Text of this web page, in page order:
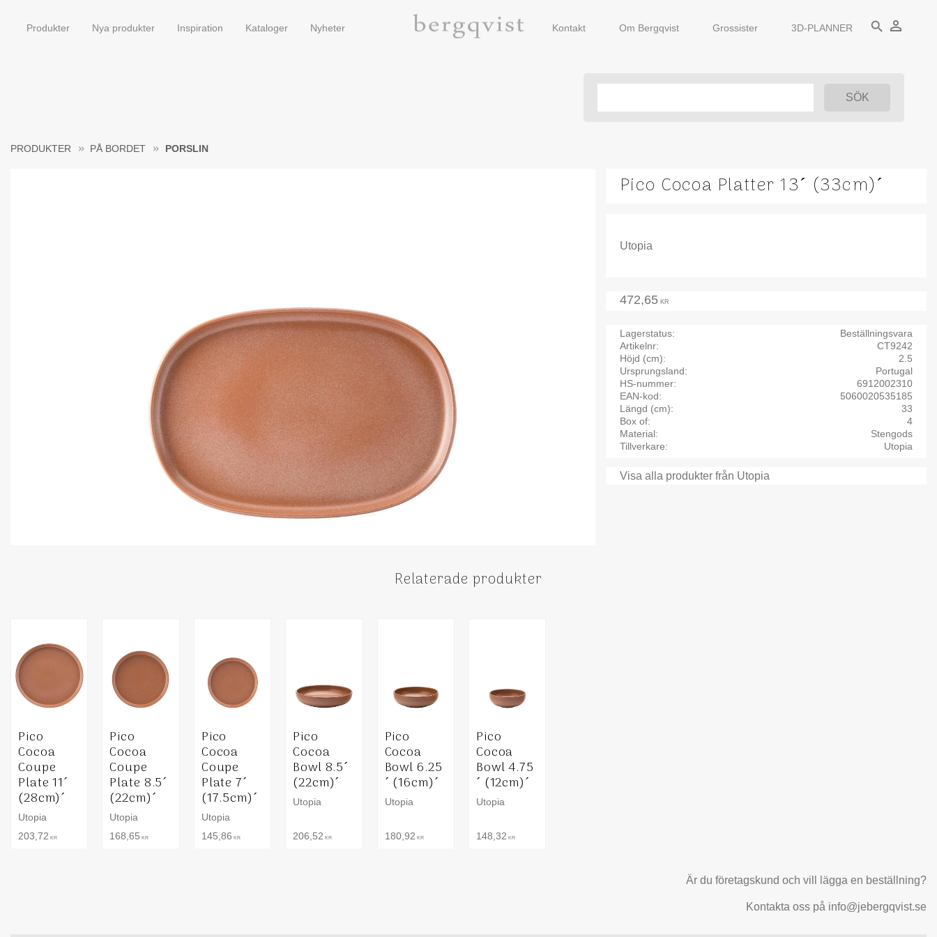
Produkter Nya produkter Inspiration Kataloger Nyheter Kontakt Om Bergqvist Grossister 3D-PLANNER search person_outline
PRODUKTER PÅ BORDET PORSLIN
Pico Cocoa Platter 13´ (33cm)´
Utopia
472,65 KR
Lagerstatus
Beställningsvara
Artikelnr
CT9242
Höjd (cm)
2.5
Ursprungsland
Portugal
HS-nummer
6912002310
EAN-kod
5060020535185
Längd (cm)
33
Box of
4
Material
Stengods
Tillverkare
Utopia
Visa alla produkter från Utopia
Relaterade produkter
Pico
Cocoa
Coupe
Plate 11´
(28cm)´
Utopia
203,72 KR
Pico
Cocoa
Coupe
Plate 8.5´
(22cm)´
Utopia
168,65 KR
Pico
Cocoa
Coupe
Plate 7´
(17.5cm)´
Utopia
145,86 KR
Pico
Cocoa
Bowl 8.5´
(22cm)´
Utopia
206,52 KR
Pico
Cocoa
Bowl 6.25
´ (16cm)´
Utopia
180,92 KR
Pico
Cocoa
Bowl 4.75
´ (12cm)´
Utopia
148,32 KR
Är du företagskund och vill lägga en beställning?
Kontakta oss på info@jebergqvist.se